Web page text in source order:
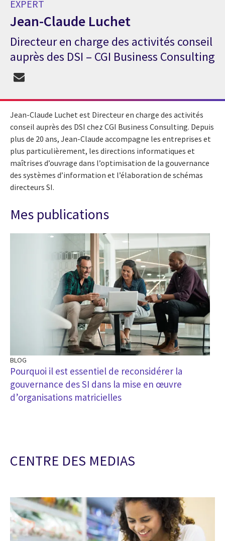
EXPERT
Jean-Claude Luchet
Expert Jean-Claude Luchet
Directeur en charge des activités conseil
auprès des DSI – CGI Business Consulting
Jean-Claude Luchet est Directeur en charge des activités
conseil auprès des DSI chez CGI Business Consulting. Depuis
plus de 20 ans, Jean-Claude accompagne les entreprises et
plus particulièrement, les directions informatiques et
maîtrises d’ouvrage dans l’optimisation de la gouvernance
des systèmes d’information et l’élaboration de schémas
directeurs SI.
Mes publications
BLOG
Pourquoi il est essentiel de reconsidérer la
gouvernance des SI dans la mise en œuvre
d’organisations matricielles
CENTRE DES MEDIAS